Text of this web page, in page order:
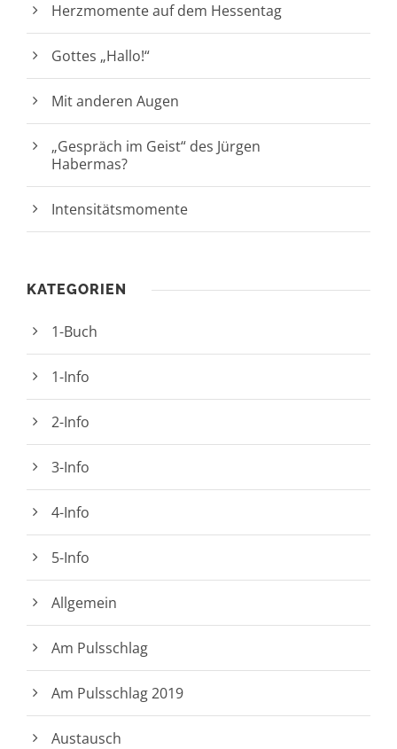
Herzmomente auf dem Hessentag
Gottes „Hallo!“
Mit anderen Augen
„Gespräch im Geist“ des Jürgen
Habermas?
Intensitätsmomente
KATEGORIEN
1-Buch
1-Info
2-Info
3-Info
4-Info
5-Info
Allgemein
Am Pulsschlag
Am Pulsschlag 2019
Austausch